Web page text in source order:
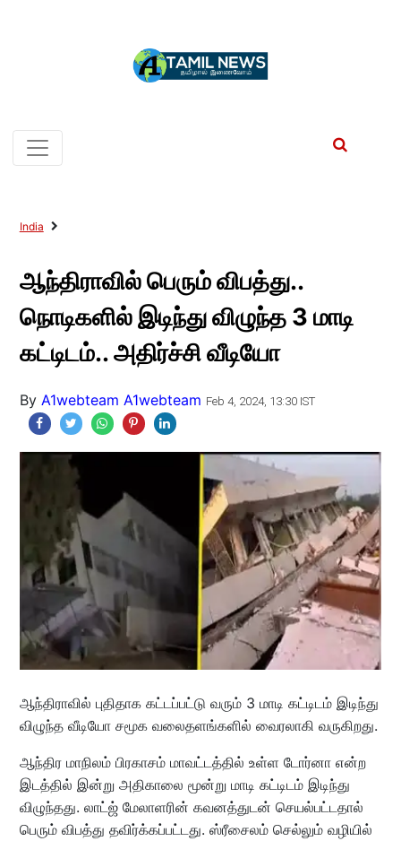
India
ஆந்திராவில் பெரும் விபத்து..
நொடிகளில் இடிந்து விழுந்த 3 மாடி
கட்டிடம்.. அதிர்ச்சி வீடியோ
By A1webteam A1webteam Feb 4, 2024, 13:30 IST
ஆந்திராவில் புதிதாக கட்டப்பட்டு வரும் 3 மாடி கட்டிடம் இடிந்து
விழுந்த வீடியோ சமூக வலைதளங்களில் வைரலாகி வருகிறது.
ஆந்திர மாநிலம் பிரகாசம் மாவட்டத்தில் உள்ள டோர்னா என்ற
இடத்தில் இன்று அதிகாலை மூன்று மாடி கட்டிடம் இடிந்து
விழுந்தது. லாட்ஜ் மேலாளரின் கவனத்துடன் செயல்பட்டதால்
பெரும் விபத்து தவிர்க்கப்பட்டது. ஸ்ரீசைலம் செல்லும் வழியில்